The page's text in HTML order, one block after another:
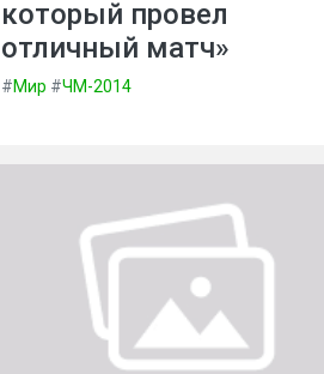
который провел
отличный матч»
#Мир #ЧМ-2014